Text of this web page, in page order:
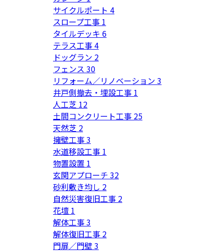
サイクルポート 4
スロープ工事 1
タイルデッキ 6
テラス工事4
ドッグラン 2
フェンス 30
リフォーム／リノベーション 3
井戸側撤去・埋設工事 1
人工芝 12
土間コンクリート工事 25
天然芝 2
擁壁工事3
水道移設工事 1
物置設置 1
玄関アプローチ 32
砂利敷き均し 2
自然災害復旧工事 2
花壇 1
解体工事3
解体復旧工事 2
門扉／門壁3